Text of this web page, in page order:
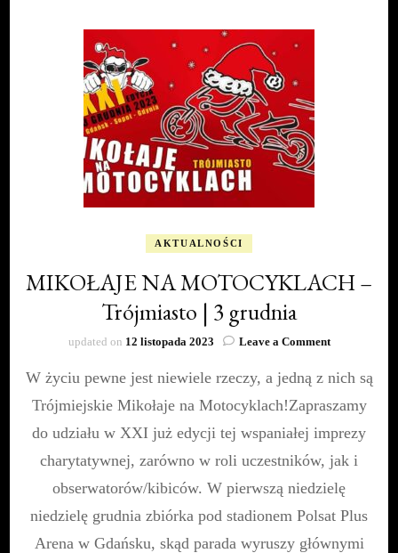
AKTUALNOŚCI
MIKOŁAJE NA MOTOCYKLACH –
Trójmiasto | 3 grudnia
updated on 12 listopada 2023 Leave a Commenton
NA
–
Trójmiasto
3
grudnia
W życiu pewne jest niewiele rzeczy, a jedną z nich są
Trójmiejskie Mikołaje na Motocyklach!Zapraszamy
do udziału w XXI już edycji tej wspaniałej imprezy
charytatywnej, zarówno w roli uczestników, jak i
obserwatorów/kibiców. W pierwszą niedzielę
niedzielę grudnia zbiórka pod stadionem Polsat Plus
Arena w Gdańsku, skąd parada wyruszy głównymi